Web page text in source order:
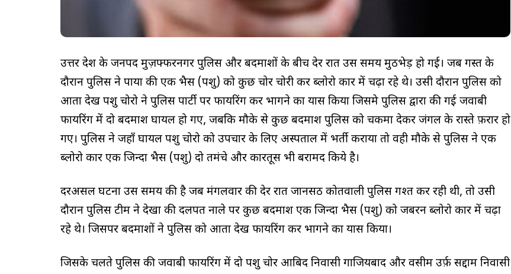
उत्तर प्रदेश के जनपद मुज़फ्फरनगर पुलिस और बदमाशों के बीच देर रात उस समय मुठभेड़ हो गई। जब गस्त के
दौरान पुलिस ने पाया की एक भैस (पशु) को कुछ चोर चोरी कर ब्लोरो कार में चढ़ा रहे थे। उसी दौरान पुलिस को
आता देख पशु चोरो ने पुलिस पार्टी पर फायरिंग कर भागने का प्रयास किया जिसमे पुलिस द्वारा की गई जवाबी
फायरिंग में दो बदमाश घायल हो गए, जबकि मौके से कुछ बदमाश पुलिस को चकमा देकर जंगल के रास्ते फ़रार हो
गए। पुलिस ने जहाँ घायल पशु चोरो को उपचार के लिए अस्पताल में भर्ती कराया तो वही मौके से पुलिस ने एक
ब्लोरो कार एक जिन्दा भैस (पशु) दो तमंचे और कारतूस भी बरामद किये है।
दरअसल घटना उस समय की है जब मंगलवार की देर रात जानसठ कोतवाली पुलिस गश्त कर रही थी, तो उसी
दौरान पुलिस टीम ने देखा की दलपत नाले पर कुछ बदमाश एक जिन्दा भैस (पशु) को जबरन ब्लोरो कार में चढ़ा
रहे थे। जिसपर बदमाशों ने पुलिस को आता देख फायरिंग कर भागने का प्रयास किया।
जिसके चलते पुलिस की जवाबी फायरिंग में दो पशु चोर आबिद निवासी गाजियबाद और वसीम उर्फ़ सद्दाम निवासी